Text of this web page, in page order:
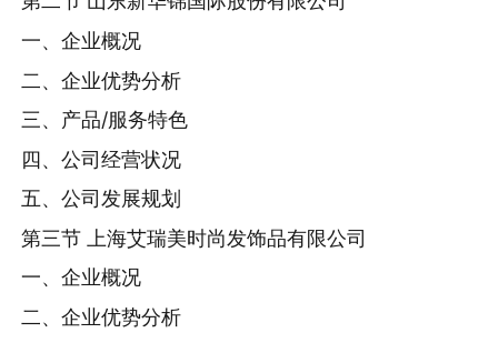
一、企业概况
二、企业优势分析
三、产品/服务特色
四、公司经营状况
五、公司发展规划
第三节 上海艾瑞美时尚发饰品有限公司
一、企业概况
二、企业优势分析